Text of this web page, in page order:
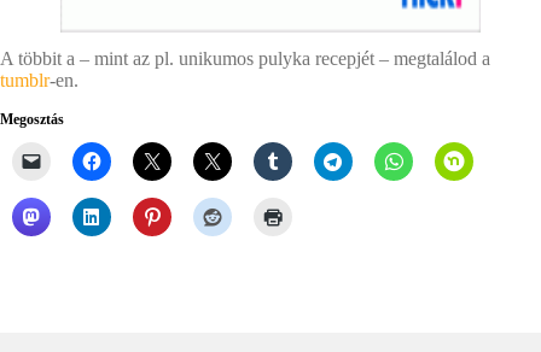
A többit a – mint az pl. unikumos pulyka recepjét – megtalálod a
tumblr-en.
Megosztás